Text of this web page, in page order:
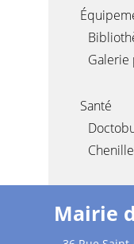
Galerie
Santé
Mairie